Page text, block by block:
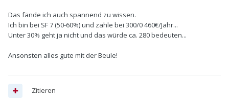
Das fände ich auch spannend zu wissen.
Ich bin bei SF 7 (50-60%) und zahle bei 300/0 460€/Jahr...
Unter 30% geht ja nicht und das würde ca. 280 bedeuten...
Ansonsten alles gute mit der Beule!
Zitieren